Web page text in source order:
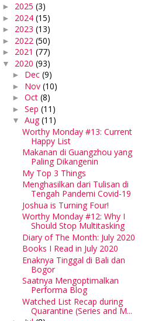
► 2025 (3)
► 2024 (15)
► 2023 (13)
► 2022 (50)
► 2021 (77)
▼ 2020 (93)
► Dec (9)
► Nov (10)
► Oct (8)
► Sep (11)
▼ Aug(11)
Worthy Monday #13: Current
Happy List
Makanan di Guangzhou yang
Paling Dikangenin
My Top 3 Things
Menghasilkan dari Tulisan di
Tengah Pandemi Covid-19
Joshua is Turning Four!
Worthy Monday #12: Why I
Should Stop Multitasking
Diary of The Month: July 2020
Books I Read in July 2020
Enaknya Tinggal di Bali dan
Bogor
Saatnya Mengoptimalkan
Performa Blog
Watched List Recap during
Quarantine (Series and M...